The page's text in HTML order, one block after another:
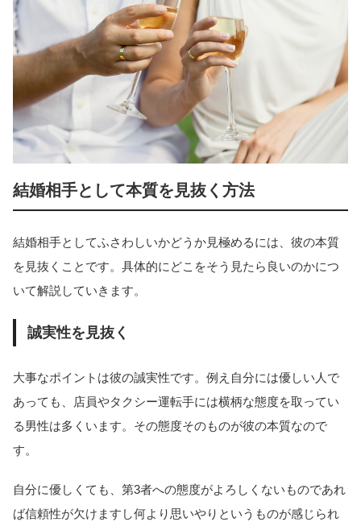
結婚相手として本質を見抜く方法
結婚相手としてふさわしいかどうか見極めるには、彼の本質
を見抜くことです。具体的にどこをそう見たら良いのかにつ
いて解説していきます。
誠実性を見抜く
大事なポイントは彼の誠実性です。例え自分には優しい人で
あっても、店員やタクシー運転手には横柄な態度を取ってい
る男性は多くいます。その態度そのものが彼の本質なので
す。
自分に優しくても、第3者への態度がよろしくないものであれ
ば信頼性が欠けますし何より思いやりというものが感じられ